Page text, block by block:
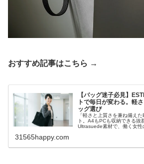
おすすめ記事はこちら →
【バッグ迷子必見】
トで毎日が変わる。軽
ッグ選び
「軽さと上質さを兼ね備え
ト。A4もPCも収納できる抜
Ultrasuede素材で、働く女性
31565happy.com